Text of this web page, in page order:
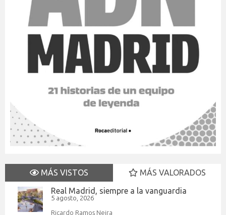
MÁS VISTOS
MÁS VALORADOS
Real Madrid, siempre a la vanguardia
5 agosto, 2026
Ricardo Ramos Neira